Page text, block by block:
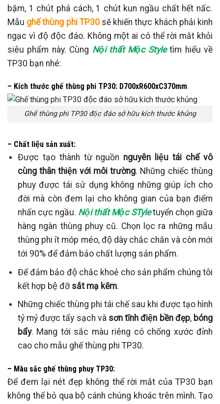
bặm, 1 chút phá cách, 1 chút kun ngầu chất hết nấc.
Mẫu ghế thùng phi TP30sẽ khiến thực khách phải kinh
ngạc vì độ độc đáo. Không một ai có thể rời mắt khỏi
siêu phẩm này. Cùng Nội thất Mộc Styletìm hiểu về
TP30 bạn nhé:
– Kích thước ghế thùng phi TP30: D700xR600xC370mm
Ghế thùng phi TP30 độc đáo sở hữu kích thước khủng
– Chất liệu sản xuất:
Được tạo thành từ nguồn nguyên liệu tái chế vô
cùng thân thiện với môi trường. Những chiếc thùng
phuy được tái sử dụng không những giúp ích cho
đời mà còn đem lại cho không gian của bạn điểm
nhấn cực ngầu. Nội thất Mộc STyle tuyển chọn giữa
hàng ngàn thùng phuy cũ. Chọn lọc ra những mẫu
thùng phi ít móp méo, độ dày chắc chắn và còn mới
tới 90% để đảm bảo chất lượng sản phẩm.
Để đảm bảo độ chắc khoẻ cho sản phẩm chúng tôi
kết hợp bệ đỡsắt mạ kẽm.
Những chiếc thùng phi tái chế sau khi được tạo hình
tỷ mỷ được tẩy sạch và sơn tĩnh điện bền đẹp, bóng
bẩy. Mang tới sắc màu riêng có chống xước đỉnh
cao cho mẫu ghế thùng phi TP30.
– Màu sắc ghế thùng phuy TP30:
Để đem lại nét đẹp không thể rời mắt của TP30 bạn
không thể bỏ qua bộ cánh chúng khoác trên mình. Tạo